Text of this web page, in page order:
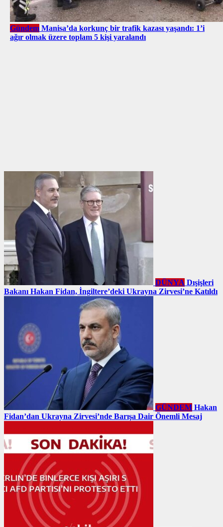
Gündem Manisa’da korkunç bir trafik kazası yaşandı: 1’i
ağır olmak üzere toplam 5 kişi yaralandı
DÜNYA Dışişleri
Bakanı Hakan Fidan, İngiltere’deki Ukrayna Zirvesi’ne Katıldı
GÜNDEM Hakan
Fidan’dan Ukrayna Zirvesi’nde Barışa Dair Önemli Mesaj